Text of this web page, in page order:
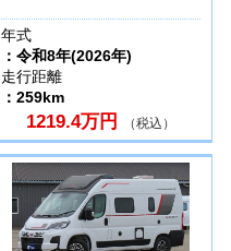
年式
：令和8年(2026年)
走行距離
：259km
1219.4万円 （税込）